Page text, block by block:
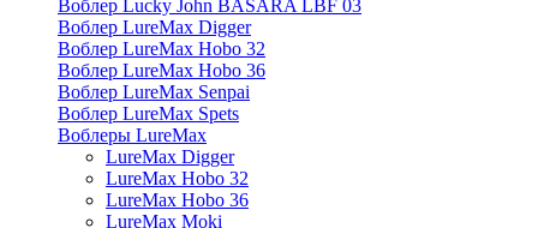
Воблер Lucky John BASARA LBF 03
Воблер LureMax Digger
Воблер LureMax Hobo 32
Воблер LureMax Hobo 36
Воблер LureMax Senpai
Воблер LureMax Spets
Воблеры LureMax
LureMax Digger
LureMax Hobo 32
LureMax Hobo 36
LureMax Moki